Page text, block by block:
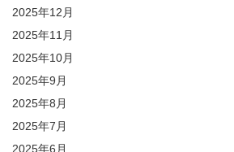
2025年12月
2025年11月
2025年10月
2025年9月
2025年8月
2025年7月
2025年6月